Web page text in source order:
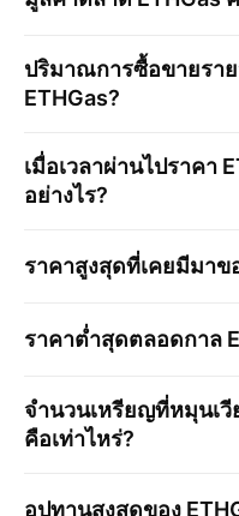
ปริมาณการซื้อขายราย
ETHGas?
เมื่อเวลาผ่านไปราคา
อย่างไร?
ราคาสูงสุดที่เคยมีมาข
ราคาต่ำสุดตลอดกาล
จำนวนเหรียญที่หมุนเ
คือเท่าไหร่?
อุปทานสูงสุดของ